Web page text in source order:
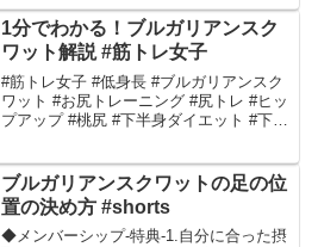
1分でわかる！ブルガリアンスク
ワット解説 #筋トレ女子
#筋トレ女子 #低身長 #ブルガリアンスク
ワット #お尻トレーニング #尻トレ #ヒッ
プアップ #桃尻 #下半身ダイエット #下半
トレ #ジムトレ ...
ブルガリアンスクワットの足の位
置の決め方 #shorts
◆メンバーシップ-特典-1.自分に合った摂